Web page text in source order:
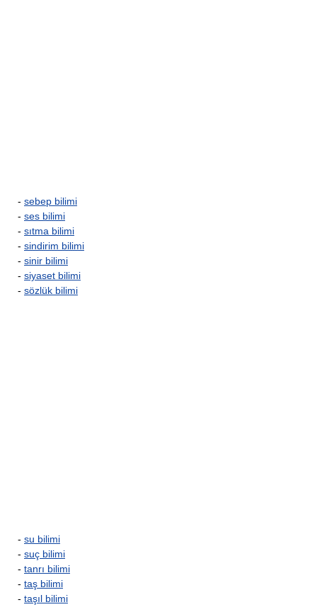
- sebep bilimi
- ses bilimi
- sıtma bilimi
- sindirim bilimi
- sinir bilimi
- siyaset bilimi
- sözlük bilimi
- su bilimi
- suç bilimi
- tanrı bilimi
- taş bilimi
- taşıl bilimi